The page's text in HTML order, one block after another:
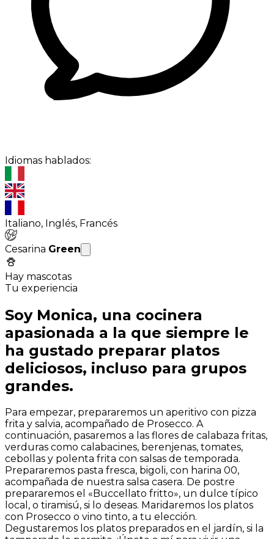
Idiomas hablados:
Italiano, Inglés, Francés
Cesarina Green
Hay mascotas
Tu experiencia
Soy Monica, una cocinera
apasionada a la que siempre le
ha gustado preparar platos
deliciosos, incluso para grupos
grandes.
Para empezar, prepararemos un aperitivo con pizza
frita y salvia, acompañado de Prosecco. A
continuación, pasaremos a las flores de calabaza fritas,
verduras como calabacines, berenjenas, tomates,
cebollas y polenta frita con salsas de temporada.
Prepararemos pasta fresca, bigoli, con harina 00,
acompañada de nuestra salsa casera. De postre
prepararemos el «Buccellato fritto», un dulce típico
local, o tiramisú, si lo deseas. Maridaremos los platos
con Prosecco o vino tinto, a tu elección.
Degustaremos los platos preparados en el jardín, si la